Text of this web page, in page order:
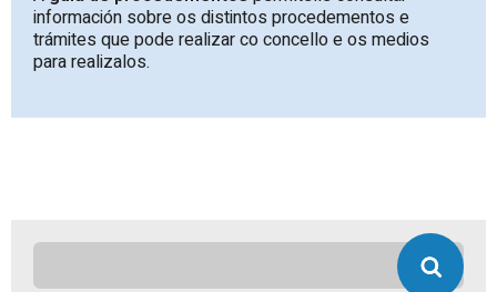
información sobre os distintos procedementos e
trámites que pode realizar co concello e os medios
para realizalos.